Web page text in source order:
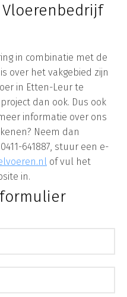
in combinatie met de
over het vakgebied zijn
in Etten-Leur te
dan ook. Dus ook
informatie over ons
Neem dan
641887, stuur een e-
of vul het
in.